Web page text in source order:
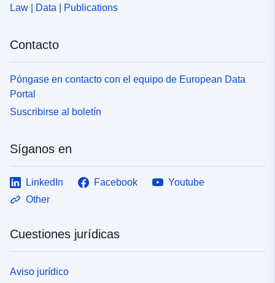
Law | Data | Publications
Contacto
Póngase en contacto con el equipo de European Data
Portal
Suscribirse al boletín
Síganos en
LinkedIn Facebook
Youtube
Other
Cuestiones jurídicas
Aviso jurídico